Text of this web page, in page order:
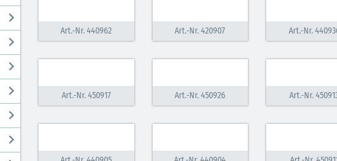
Art.-Nr. 440962 Art.-Nr. 420907 Art.-Nr.
Art.-Nr. 450917 Art.-Nr. 450926 Art.-Nr.